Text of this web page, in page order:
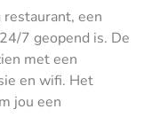
een
7 geopend is. De
met een
en wifi. Het
jou een